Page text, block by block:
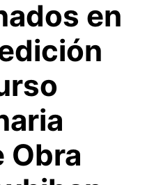
en
Obra